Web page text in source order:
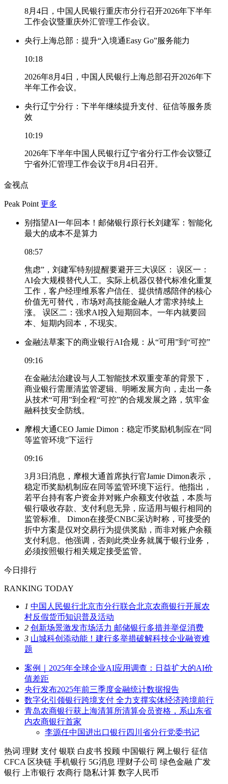
8月4日，中国人民银行重庆市分行召开2026年下半年
工作会议暨重庆外汇管理工作会议。
央行上海总部：提升“入境通Easy Go”服务能力
10:18
2026年8月4日，中国人民银行上海总部召开2026年下
半年工作会议。
央行辽宁分行：下半年继续提升支付、征信等服务质
效
10:19
2026年下半年中国人民银行辽宁省分行工作会议暨辽
宁省外汇管理工作会议于8月4日召开。
金视点
Peak Point 更多
别指望AI一年回本！邮储银行原行长刘建军：智能化
最大的成本不是算力
08:57
焦虑”，刘建军特别提醒要避开三大误区： 误区一：
AI会大规模替代人工。实际上机器仅替代标准化重复
工作，客户经理维系客户信任、提供情感陪伴的核心
价值无可替代，市场对高技能金融人才需求持续上
涨。 误区二：强求AI投入短期回本。一年内就要回
本、短期内回本，不现实。
金融法草案下的商业银行AI合规：从“可用”到“可控”
09:16
在金融法治建设与人工智能技术双重变革的背景下，
商业银行需厘清监管逻辑、明晰发展方向，走出一条
从技术“可用”到全程“可控”的合规发展之路，筑牢金
融科技安全防线。
摩根大通CEO Jamie Dimon：稳定币奖励机制应在“同
等监管环境”下运行
09:16
3月3日消息，摩根大通首席执行官Jamie Dimon表示，
稳定币奖励机制应在同等监管环境下运行。他指出，
若平台持有客户资金并对账户余额支付收益，本质与
银行吸收存款、支付利息无异，应适用与银行相同的
监管标准。 Dimon在接受CNBC采访时称，可接受的
折中方案是仅对交易行为提供奖励，而非对账户余额
支付利息。他强调，否则此类业务就属于银行业务，
必须按照银行相关规定接受监管。
今日排行
RANKING TODAY
1 中国人民银行北京市分行联合北京农商银行开展农
村反假货币知识普及活动
2 创新场景激发市场活力 邮储银行多措并举促消费
3 山城科创添动能！建行多举措破解科技企业融资难
题
案例｜2025年全球企业AI应用调查：日益扩大的AI价
值差距
央行发布2025年前三季度金融统计数据报告
数字化引领银行跨境支付 全力支撑实体经济跨境前行
青岛农商银行获上海清算所清算会员资格，系山东省
内农商银行首家
李源任中国进出口银行四川省分行党委书记
热词 理财 支付 银联 白皮书 投顾 中国银行 网上银行 征信
CFCA 区块链 手机银行 5G消息 理财子公司 绿色金融 广发
银行
上市银行 农商行 隐私计算 数字人民币